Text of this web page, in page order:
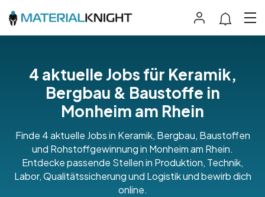
4 aktuelle Jobs für Keramik,
Bergbau & Baustoffe in
Monheim am Rhein
Finde 4 aktuelle Jobs in Keramik, Bergbau, Baustoffen
und Rohstoffgewinnung in Monheim am Rhein.
Entdecke passende Stellen in Produktion, Technik,
Labor, Qualitätssicherung und Logistik und bewirb dich
online.